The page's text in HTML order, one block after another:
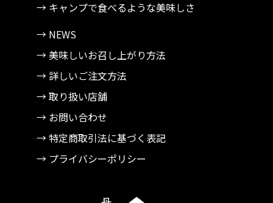
→ キャンプで食べるような美味しさ
→ NEWS
→ 美味しいお召し上がり方法
→ 詳しいご注文方法
→ 取り扱い店舗
→ お問い合わせ
→ 特定商取引法に基づく表記
→ プライバシーポリシー